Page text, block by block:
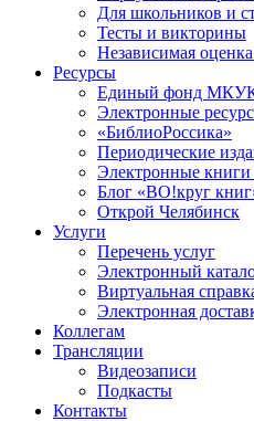
Для школьников и
Тесты и викторины
Независимая оценка
Ресурсы
Единый фонд
Электронные
«БиблиоРоссика»
Периодические
Электронные
Блог «ВО!круг
Открой Челябинск
Услуги
Перечень услуг
Электронный
Виртуальная
Электронная
Коллегам
Трансляции
Видеозаписи
Подкасты
Контакты